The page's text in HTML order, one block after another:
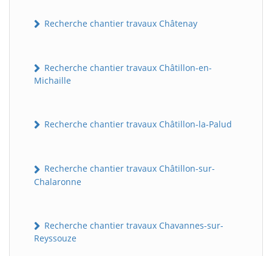
Recherche chantier travaux Châtenay
Recherche chantier travaux Châtillon-en-
Michaille
Recherche chantier travaux Châtillon-la-Palud
Recherche chantier travaux Châtillon-sur-
Chalaronne
Recherche chantier travaux Chavannes-sur-
Reyssouze